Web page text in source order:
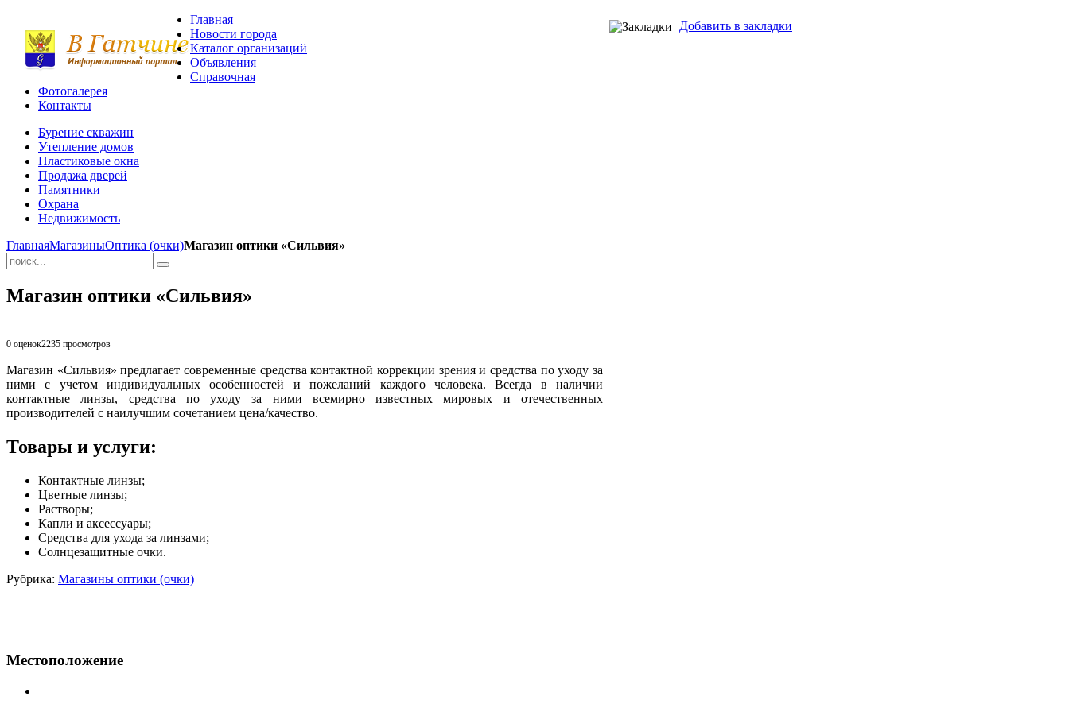
Добавить в закладки
Главная
Новости города
Каталог организаций
Объявления
Справочная
Фотогалерея
Контакты
Бурение скважин
Утепление домов
Пластиковые окна
Продажа дверей
Памятники
Охрана
Недвижимость
ГлавнаяМагазиныОптика (очки)Магазин оптики «Сильвия»
Магазин оптики «Сильвия»
0 оценок2235 просмотров
Магазин «Сильвия» предлагает современные средства контактной коррекции зрения и средства по уходу за
ними с учетом индивидуальных особенностей и пожеланий каждого человека. Всегда в наличии
контактные линзы, средства по уходу за ними всемирно известных мировых и отечественных
производителей с наилучшим сочетанием цена/качество.
Товары и услуги:
Контактные линзы;
Цветные линзы;
Растворы;
Капли и аксессуары;
Средства для ухода за линзами;
Солнцезащитные очки.
Рубрика: Магазины оптики (очки)
Местоположение